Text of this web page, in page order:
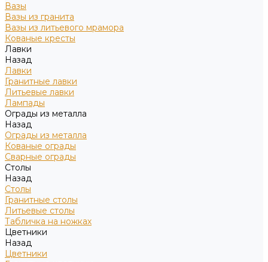
Вазы
Вазы из гранита
Вазы из литьевого мрамора
Кованые кресты
Лавки
Назад
Лавки
Гранитные лавки
Литьевые лавки
Лампады
Ограды из металла
Назад
Ограды из металла
Кованые ограды
Сварные ограды
Столы
Назад
Столы
Гранитные столы
Литьевые столы
Табличка на ножках
Цветники
Назад
Цветники